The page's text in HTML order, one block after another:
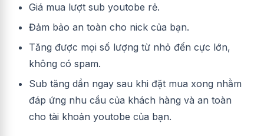
Giá mua lượt sub youtobe rẻ.
Đảm bảo an toàn cho nick của bạn.
Tăng được mọi số lượng từ nhỏ đến cực lớn,
không có spam.
Sub tăng dần ngay sau khi đặt mua xong nhằm
đáp ứng nhu cầu của khách hàng và an toàn
cho tài khoản youtobe của bạn.